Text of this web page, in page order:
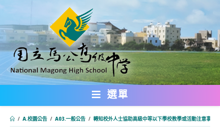
轉
主
要
內
選單
/ A.校園公告 / A03.一般公告 / 轉知校外人士協助高級中等以下學校教學或活動注意事項